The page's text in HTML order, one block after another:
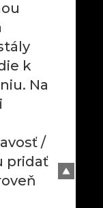
k
Na
/
pridať